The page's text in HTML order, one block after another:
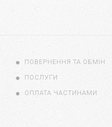
ПОВЕРНЕННЯ ТА ОБМІН
ПОСЛУГИ
ОПЛАТА ЧАСТИНАМИ